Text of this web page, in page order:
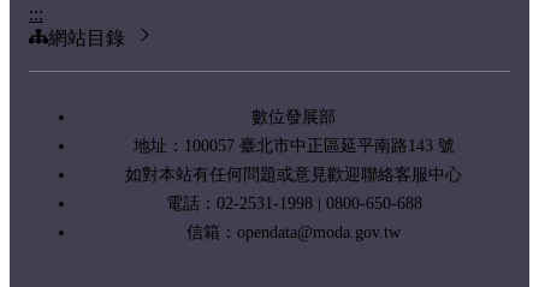
:::
網站目錄
數位發展部
地址：100057 臺北市中正區延平南路143 號
如對本站有任何問題或意見歡迎聯絡客服中心
電話：02-2531-1998 | 0800-650-688
信箱： opendata@moda.gov.tw